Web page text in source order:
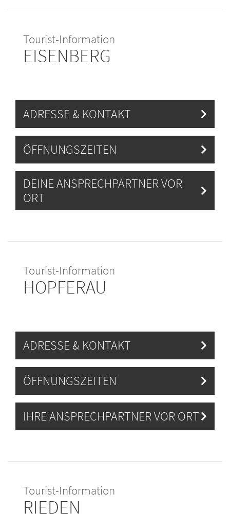
Tourist-Information
EISENBERG
ADRESSE & KONTAKT
ÖFFNUNGSZEITEN
DEINE ANSPRECHPARTNER VOR
ORT
Tourist-Information
HOPFERAU
ADRESSE & KONTAKT
ÖFFNUNGSZEITEN
IHRE ANSPRECHPARTNER VOR ORT
Tourist-Information
RIEDEN